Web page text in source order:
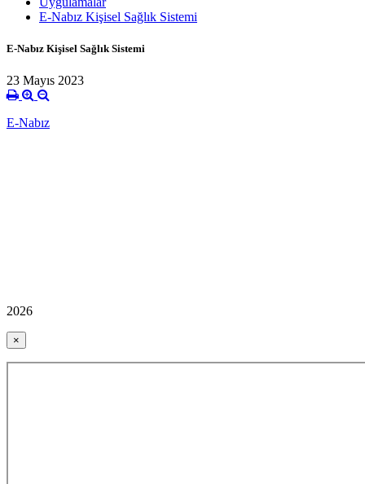
E-Nabız Kişisel Sağlık Sistemi
E-Nabız Kişisel Sağlık Sistemi
23 Mayıs 2023
E-Nabız
2026
×